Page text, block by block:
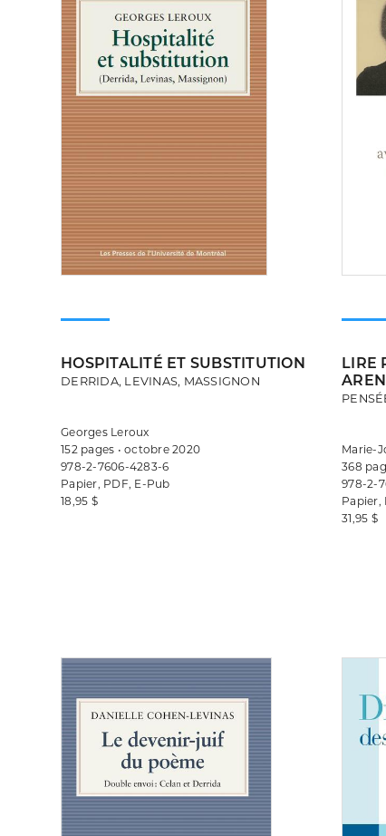
HOSPITALITÉ ET SUBSTITUTION
DERRIDA, LEVINAS, MASSIGNON
Georges Leroux
152 pages • octobre 2020
978-2-7606-4283-6
Papier, PDF, E-Pub
18,95 $
LIRE
Marie-
368
978-2-
Papier,
31,95 $